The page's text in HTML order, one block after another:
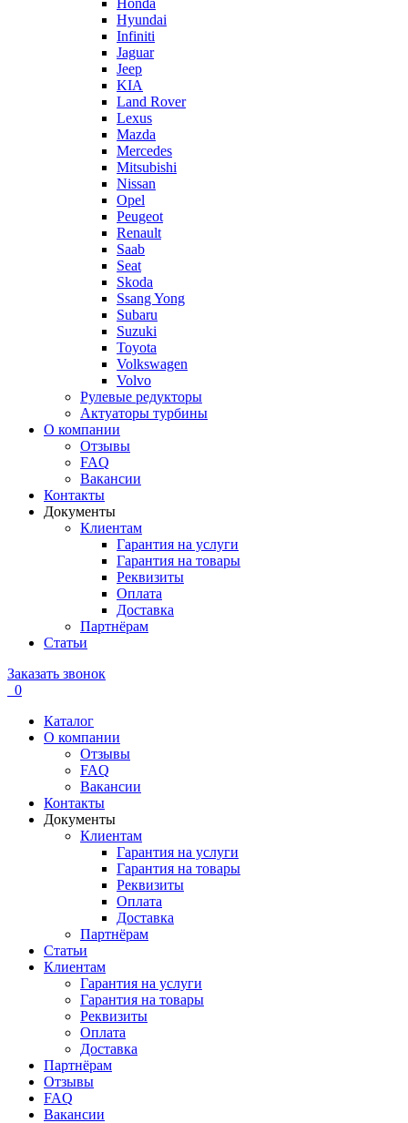
Honda
Hyundai
Infiniti
Jaguar
Jeep
KIA
Land Rover
Lexus
Mazda
Mercedes
Mitsubishi
Nissan
Opel
Peugeot
Renault
Saab
Seat
Skoda
Ssang Yong
Subaru
Suzuki
Toyota
Volkswagen
Volvo
Рулевые редукторы
Актуаторы турбины
О компании
Отзывы
FAQ
Вакансии
Контакты
Документы
Клиентам
Гарантия на услуги
Гарантия на товары
Реквизиты
Оплата
Доставка
Партнёрам
Статьи
Заказать звонок
0
Каталог
О компании
Отзывы
FAQ
Вакансии
Контакты
Документы
Клиентам
Гарантия на услуги
Гарантия на товары
Реквизиты
Оплата
Доставка
Партнёрам
Статьи
Клиентам
Гарантия на услуги
Гарантия на товары
Реквизиты
Оплата
Доставка
Партнёрам
Отзывы
FAQ
Вакансии